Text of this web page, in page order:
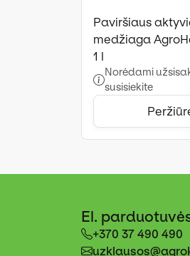
Paviršiaus
medžiaga
1 l
Norėdami
susisiekite
El.
+370 37 490 490